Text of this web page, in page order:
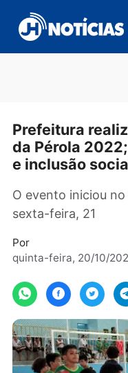
para
conteúdo
Prefeitura
da Pérola
O evento iniciou
sexta-feira, 21
quinta-feira, 20/10/